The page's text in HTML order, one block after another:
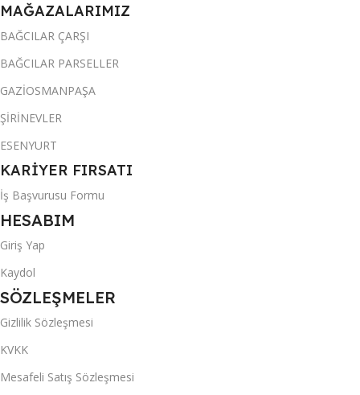
MAĞAZALARIMIZ
BAĞCILAR ÇARŞI
BAĞCILAR PARSELLER
GAZİOSMANPAŞA
ŞİRİNEVLER
ESENYURT
KARİYER FIRSATI
İş Başvurusu Formu
HESABIM
Giriş Yap
Kaydol
SÖZLEŞMELER
Gizlilik Sözleşmesi
KVKK
Mesafeli Satış Sözleşmesi